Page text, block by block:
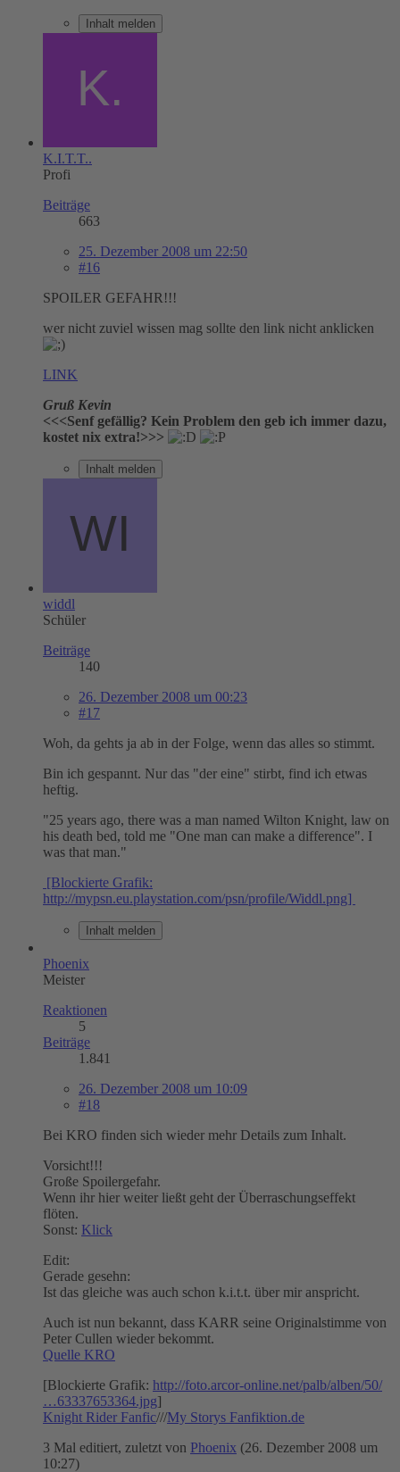
Inhalt melden
K.I.T.T..
Profi
Beiträge
663
25. Dezember 2008 um 22:50
#16
SPOILER GEFAHR!!!
wer nicht zuviel wissen mag sollte den link nicht anklicken
LINK
Gruß Kevin
<<<Senf gefällig? Kein Problem den geb ich immer dazu,
kostet nix extra!>>>
Inhalt melden
widdl
Schüler
Beiträge
140
26. Dezember 2008 um 00:23
#17
Woh, da gehts ja ab in der Folge, wenn das alles so stimmt.
Bin ich gespannt. Nur das "der eine" stirbt, find ich etwas
heftig.
"25 years ago, there was a man named Wilton Knight, law on
his death bed, told me "One man can make a difference". I
was that man."
[Blockierte Grafik:
http://mypsn.eu.playstation.com/psn/profile/Widdl.png]
Inhalt melden
Phoenix
Meister
Reaktionen
5
Beiträge
1.841
26. Dezember 2008 um 10:09
#18
Bei KRO finden sich wieder mehr Details zum Inhalt.
Vorsicht!!!
Große Spoilergefahr.
Wenn ihr hier weiter ließt geht der Überraschungseffekt
flöten.
Sonst: Klick
Edit:
Gerade gesehn:
Ist das gleiche was auch schon k.i.t.t. über mir anspricht.
Auch ist nun bekannt, dass KARR seine Originalstimme von
Peter Cullen wieder bekommt.
Quelle KRO
[Blockierte Grafik: http://foto.arcor-online.net/palb/alben/50/
…63337653364.jpg]
Knight Rider Fanfic///My Storys Fanfiktion.de
3 Mal editiert, zuletzt von Phoenix (26. Dezember 2008 um
10:27)